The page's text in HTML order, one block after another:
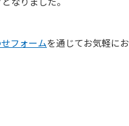
フォームを通じてお気軽に